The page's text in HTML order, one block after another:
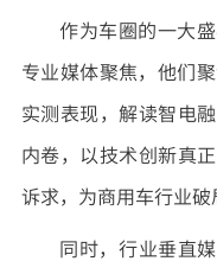
作为车圈的一大
专业媒体聚焦，他们
实测表现，解读智电
内卷，以技术创新真
诉求，为商用车行业破
同时，行业垂直